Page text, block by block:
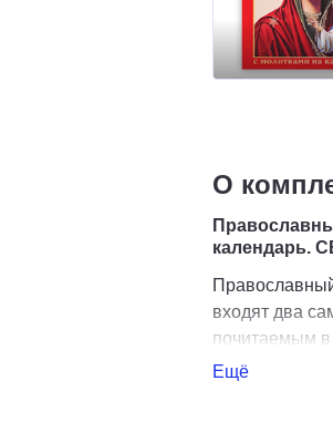
О
календарь.
входят два
почитаемым
Ещё